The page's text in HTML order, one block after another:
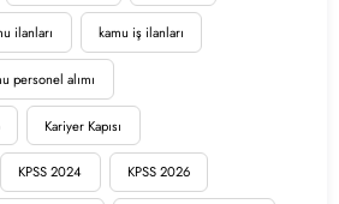
ilanları kamu iş ilanları
personel alımı
Kariyer Kapısı
KPSS 2024 KPSS 2026